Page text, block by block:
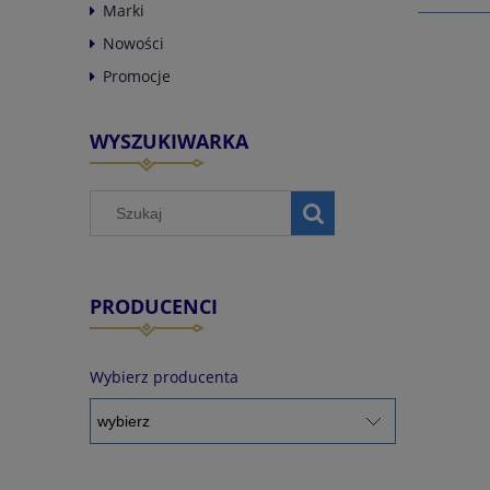
Marki
Nowości
Promocje
WYSZUKIWARKA
PRODUCENCI
Wybierz producenta